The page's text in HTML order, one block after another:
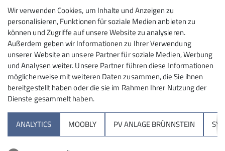
Maximale Teilnehmeranzahl
6
Sektion
Wir verwenden Cookies, um Inhalte und Anzeigen zu
personalisieren, Funktionen für soziale Medien anbieten zu
können und Zugriffe auf unsere Website zu analysieren.
Außerdem geben wir Informationen zu Ihrer Verwendung
unserer Website an unsere Partner für soziale Medien, Werbung
und Analysen weiter. Unsere Partner führen diese Informationen
möglicherweise mit weiteren Daten zusammen, die Sie ihnen
bereitgestellt haben oder die sie im Rahmen Ihrer Nutzung der
Dienste gesammelt haben.
ANALYTICS MOOBLY PV ANLAGE BRÜNNSTEIN